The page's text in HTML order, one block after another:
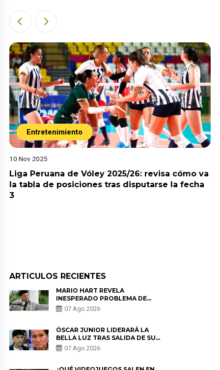
Entretenimiento
10 Nov 2025
Liga Peruana de Vóley 2025/26: revisa cómo va
la tabla de posiciones tras disputarse la fecha
3
ARTICULOS RECIENTES
MARIO HART REVELA
INESPERADO PROBLEMA DE
SALUD ANTES DE SEPARARSE DE
KORINA: “ME ENCONTRARON UN
07 Ago 2026
ÓSCAR JUNIOR LIDERARÁ LA
BELLA LUZ TRAS SALIDA DE SU
PADRE POR POLÉMICA CON
NALDY SALDAÑA
07 Ago 2026